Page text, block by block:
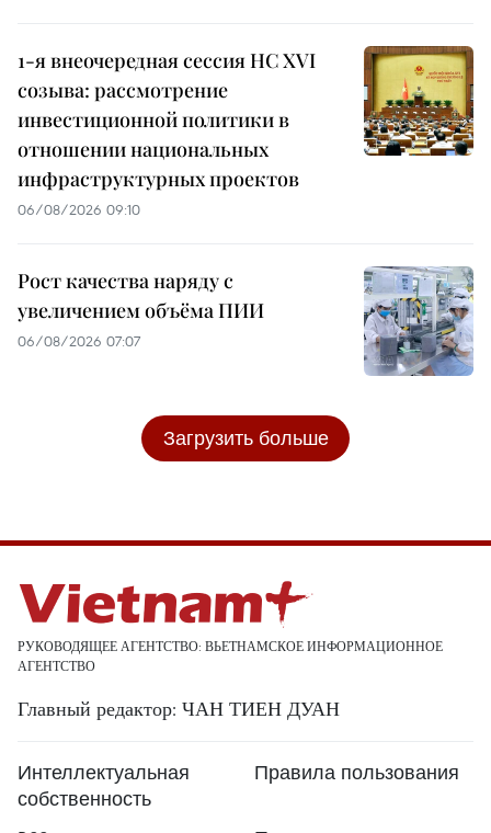
1-я внеочередная сессия НС XVI
созыва: рассмотрение
инвестиционной политики в
отношении национальных
инфраструктурных проектов
06/08/2026 09:10
Рост качества наряду с
увеличением объёма ПИИ
06/08/2026 07:07
Загрузить больше
РУКОВОДЯЩЕЕ АГЕНТСТВО: ВЬЕТНАМСКОЕ ИНФОРМАЦИОННОЕ
АГЕНТСТВО
Главный редактор: ЧАН ТИЕН ДУАН
Интеллектуальная
собственность
Правила пользования